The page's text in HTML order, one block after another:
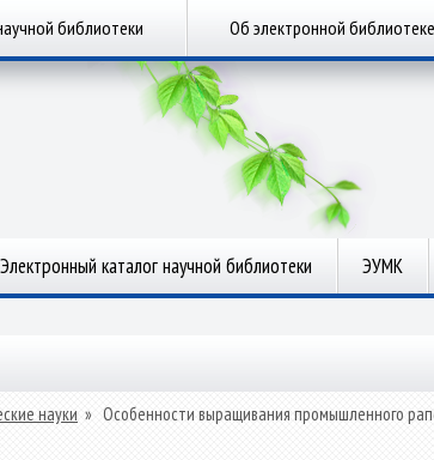
библиотеки Об электронной библиотеке
Электронный каталог научной библиотеки ЭУМК
науки » Особенности выращивания промышленного